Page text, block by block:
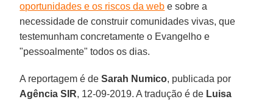
oportunidades e os riscos da web e sobre a
necessidade de construir comunidades vivas, que
testemunham concretamente o Evangelho e
"pessoalmente" todos os dias.
A reportagem é deSarah Numico, publicada por
Agência SIR, 12-09-2019. A tradução é de Luisa